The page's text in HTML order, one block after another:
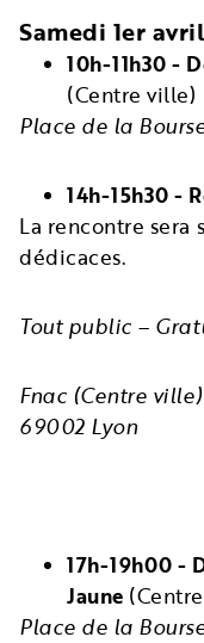
Samedi 1er avril
10h-11h30 -
(Centre ville)
Place de la
14h-15h30 -
La rencontre sera
dédicaces.
Tout public –
Fnac (Centre
69002 Lyon
17h-19h00 -
Jaune
Place de la